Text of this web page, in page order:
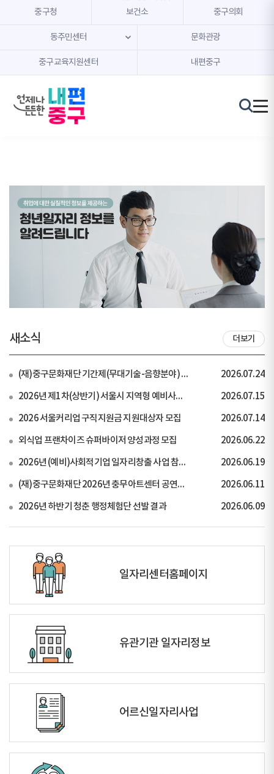
본문 내용 바로가기
주메뉴 바로가기
중구청 보건소 중구의회
동주민센터 문화관광
중구교육지원센터 내편중구
새소식
(재)중구문화재단 기간제(무대기술-음향분야) 채용공고 2026.07.24
2026년 제1차(상반기) 서울시 지역형 예비사회적기업... 2026.07.15
2026 서울커리업 구직지원금 지원대상자 모집 2026.07.14
외식업 프랜차이즈 슈퍼바이저 양성과정 모집 2026.06.22
2026년 (예비)사회적기업 일자리창출 사업 참여기업 ... 2026.06.19
(재)중구문화재단 2026년 충무아트센터 공연장 안내원... 2026.06.11
2026년 하반기 청춘 행정체험단 선발 결과 2026.06.09
더보기
일자리센터홈페이지
유관기관 일자리정보
어르신일자리사업